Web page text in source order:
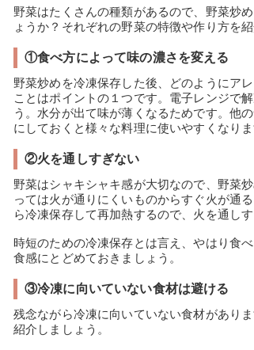
野菜はたくさんの種類があるので、野菜炒
ょうか？それぞれの野菜の特徴や作り方を紹
①食べ方によって味の濃さを変える
野菜炒めを冷凍保存した後、どのようにア
ことはポイントの１つです。電子レンジで
う。水分が出て味が薄くなるためです。他
にしておくと様々な料理に使いやすくなりま
②火を通しすぎない
野菜はシャキシャキ感が大切なので、野菜
っては火が通りにくいものからすぐ火が通
ら冷凍保存して再加熱するので、火を通し
時短のための冷凍保存とは言え、やはり食
食感にとどめておきましょう。
③冷凍に向いていない食材は避ける
残念ながら冷凍に向いていない食材があり
紹介しましょう。